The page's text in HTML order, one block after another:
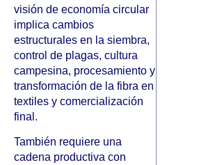
visión de economía circular
implica cambios
estructurales en la siembra,
control de plagas, cultura
campesina, procesamiento y
transformación de la fibra en
textiles y comercialización
final.
También requiere una
cadena productiva con